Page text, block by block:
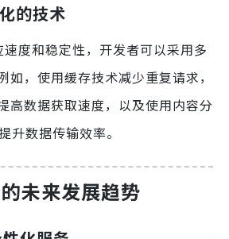
的技术
度和稳定性，开发者可以采用多
如，使用缓存技术减少重复请求，
高数据获取速度，以及使用内容分
升数据传输效率。
未来发展趋势